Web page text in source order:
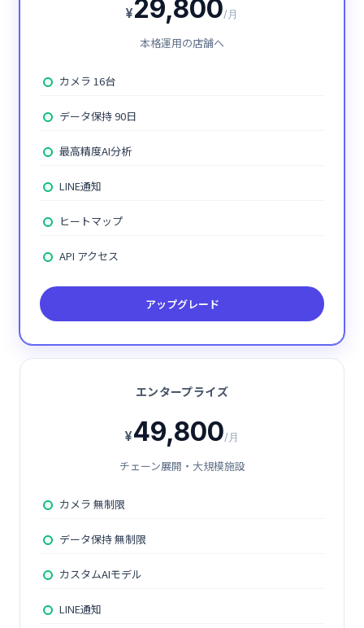
¥29,800/月
本格運用の店舗へ
カメラ 16台
データ保持 90日
最高精度AI分析
LINE通知
ヒートマップ
API アクセス
アップグレード
エンタープライズ
¥49,800/月
チェーン展開・大規模施設
カメラ 無制限
データ保持 無制限
カスタムAIモデル
LINE通知